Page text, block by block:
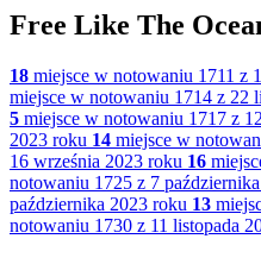
Free Like The
18 miejsce w notowaniu 1711 z
miejsce w notowaniu 1714 z 22
5 miejsce w notowaniu 1717 z
2023 roku 14 miejsce w
16 września 2023 roku 16
notowaniu 1725 z 7
października 2023 roku 13
notowaniu 1730 z 11 listopada